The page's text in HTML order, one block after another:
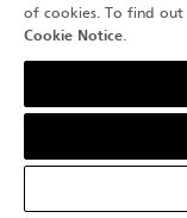
具雄心,它集结了
of cookies. To find out
Cookie Notice.